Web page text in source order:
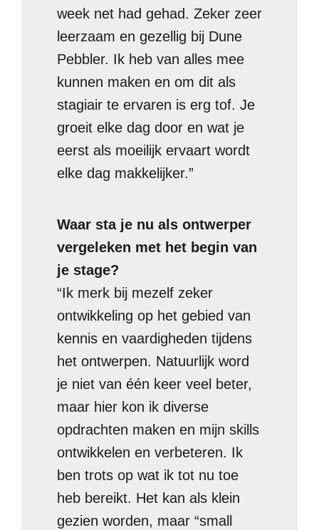
week net had gehad. Zeker zeer
leerzaam en gezellig bij Dune
Pebbler. Ik heb van alles mee
kunnen maken en om dit als
stagiair te ervaren is erg tof. Je
groeit elke dag door en wat je
eerst als moeilijk ervaart wordt
elke dag makkelijker.”
Waar sta je nu als ontwerper
vergeleken met het begin van
je stage?
“Ik merk bij mezelf zeker
ontwikkeling op het gebied van
kennis en vaardigheden tijdens
het ontwerpen. Natuurlijk word
je niet van één keer veel beter,
maar hier kon ik diverse
opdrachten maken en mijn skills
ontwikkelen en verbeteren. Ik
ben trots op wat ik tot nu toe
heb bereikt. Het kan als klein
gezien worden, maar “small